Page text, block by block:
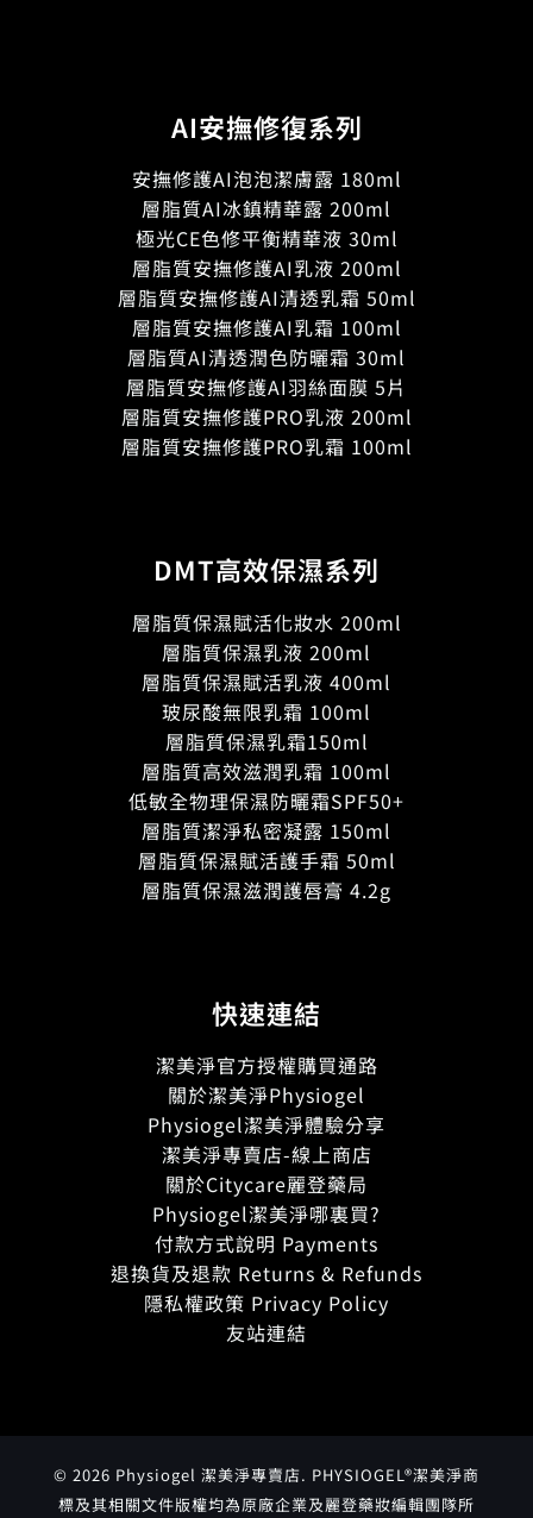
AI安撫修復系列
安撫修護AI泡泡潔膚露 180ml
層脂質AI冰鎮精華露 200ml
極光CE色修平衡精華液 30ml
層脂質安撫修護AI乳液 200ml
層脂質安撫修護AI清透乳霜 50ml
層脂質安撫修護AI乳霜 100ml
層脂質AI清透潤色防曬霜 30ml
層脂質安撫修護AI羽絲面膜 5片
層脂質安撫修護PRO乳液 200ml
層脂質安撫修護PRO乳霜 100ml
DMT高效保濕系列
層脂質保濕賦活化妝水 200ml
層脂質保濕乳液 200ml
層脂質保濕賦活乳液 400ml
玻尿酸無限乳霜 100ml
層脂質保濕乳霜150ml
層脂質高效滋潤乳霜 100ml
低敏全物理保濕防曬霜SPF50+
層脂質潔淨私密凝露 150ml
層脂質保濕賦活護手霜 50ml
層脂質保濕滋潤護唇膏 4.2g
快速連結
潔美淨官方授權購買通路
關於潔美淨Physiogel
Physiogel潔美淨體驗分享
潔美淨專賣店-線上商店
關於Citycare麗登藥局
Physiogel潔美淨哪裏買?
付款方式說明 Payments
退換貨及退款 Returns & Refunds
隱私權政策 Privacy Policy
友站連結
© 2026 Physiogel 潔美淨專賣店. PHYSIOGEL®潔美淨商
標及其相關文件版權均為原廠企業及麗登藥妝編輯團隊所